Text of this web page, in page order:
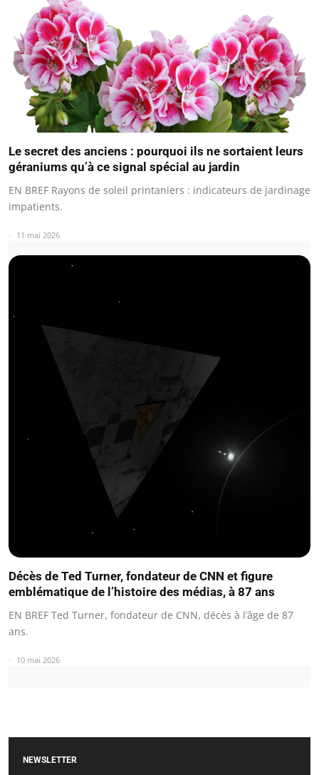
Le secret des anciens : pourquoi ils ne sortaient leurs
géraniums qu’à ce signal spécial au jardin
EN BREF Rayons de soleil printaniers : indicateurs de jardinage
impatients.
11 mai 2026
Décès de Ted Turner, fondateur de CNN et figure
emblématique de l’histoire des médias, à 87 ans
EN BREF Ted Turner, fondateur de CNN, décès à l’âge de 87
ans.
10 mai 2026
NEWSLETTER